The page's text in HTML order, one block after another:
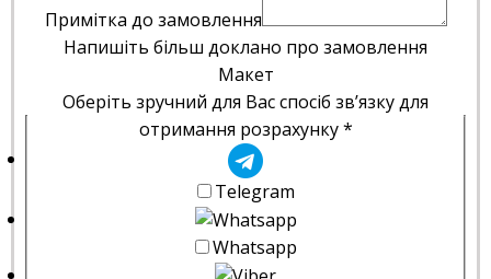
Примітка до замовлення
Напишіть більш доклано про замовлення
Макет
Оберіть зручний для Вас спосіб зв’язку для
отримання розрахунку*
Telegram
Whatsapp